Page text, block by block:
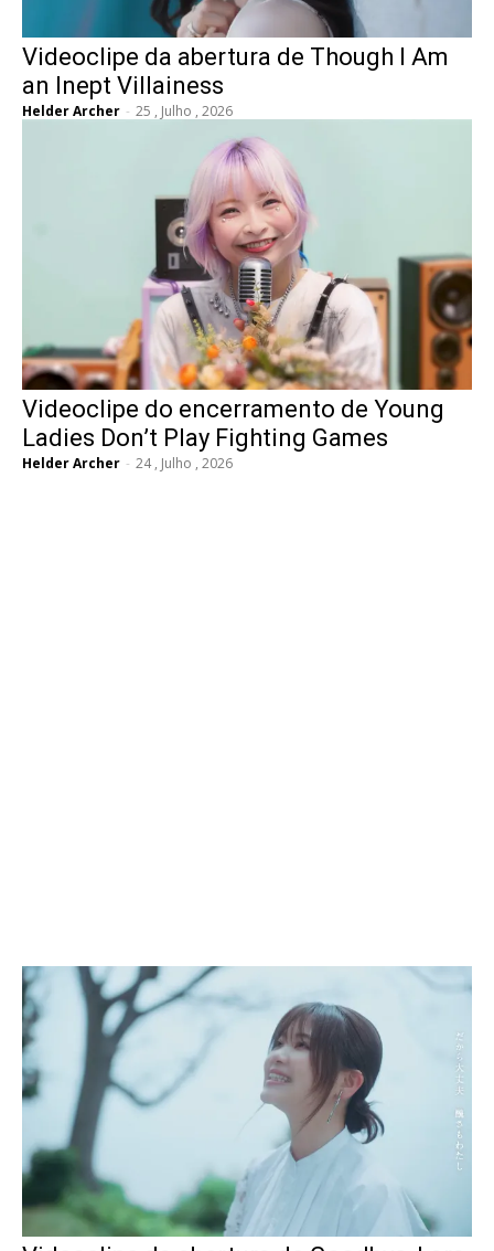
Videoclipe da abertura de Though I Am
an Inept Villainess
Helder Archer - 25 , Julho , 2026
Videoclipe do encerramento de Young
Ladies Don’t Play Fighting Games
Helder Archer - 24 , Julho , 2026